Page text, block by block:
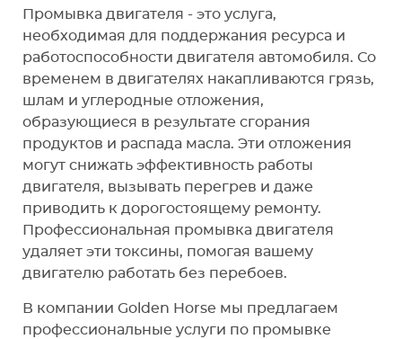
Промывка двигателя - это услуга,
необходимая для поддержания ресурса и
работоспособности двигателя автомобиля. Со
временем в двигателях накапливаются грязь,
шлам и углеродные отложения,
образующиеся в результате сгорания
продуктов и распада масла. Эти отложения
могут снижать эффективность работы
двигателя, вызывать перегрев и даже
приводить к дорогостоящему ремонту.
Профессиональная промывка двигателя
удаляет эти токсины, помогая вашему
двигателю работать без перебоев.
В компании Golden Horse мы предлагаем
профессиональные услуги по промывке